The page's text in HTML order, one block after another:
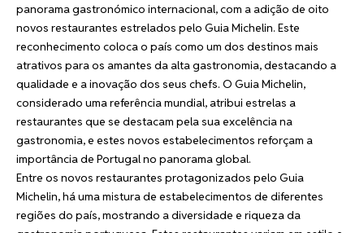
panorama gastronómico internacional, com a adição de oito
novos restaurantes estrelados pelo Guia Michelin. Este
reconhecimento coloca o país como um dos destinos mais
atrativos para os amantes da alta gastronomia, destacando a
qualidade e a inovação dos seus chefs. O Guia Michelin,
considerado uma referência mundial, atribui estrelas a
restaurantes que se destacam pela sua excelência na
gastronomia, e estes novos estabelecimentos reforçam a
importância de Portugal no panorama global.
Entre os novos restaurantes protagonizados pelo Guia
Michelin, há uma mistura de estabelecimentos de diferentes
regiões do país, mostrando a diversidade e riqueza da